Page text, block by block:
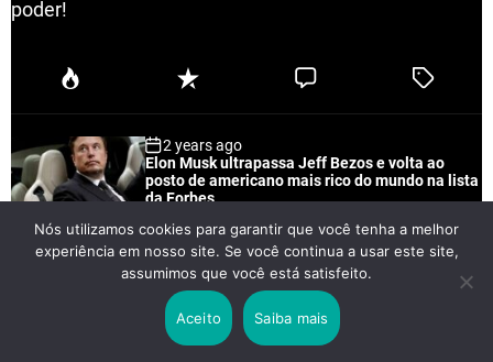
poder!
P
u
a
r
R
e
n
t
C
e
n
T
e
d
2 years ago
Elon Musk ultrapassa Jeff Bezos e volta ao
posto de americano mais rico do mundo na lista
da Forbes
2 months ago
O Avanço Silencioso da Gordura no Fígado
Nós utilizamos cookies para garantir que você tenha a melhor
experiência em nosso site. Se você continua a usar este site,
assumimos que você está satisfeito.
Aceito Saiba mais